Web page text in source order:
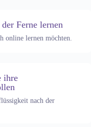
Ferne lernen
online lernen möchten.
ihre
nach der